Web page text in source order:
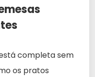
completa sem
os pratos